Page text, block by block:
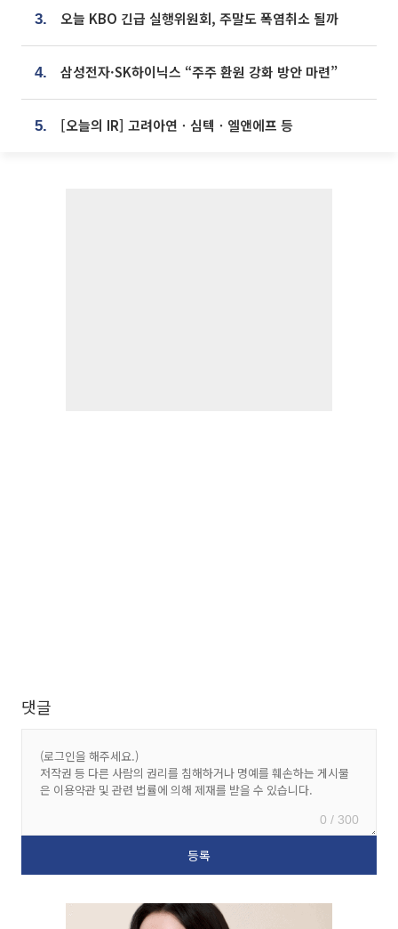
3. 오늘 KBO 긴급 실행위원회, 주말도 폭염취소 될까
4. 삼성전자·SK하이닉스 “주주 환원 강화 방안 마련”
5. [오늘의 IR] 고려아연ㆍ심텍ㆍ엘앤에프 등
댓글
0 / 300